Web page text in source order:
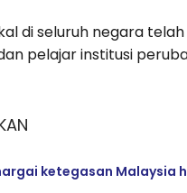
di seluruh negara
pelajar institusi
ketegasan Malaysia